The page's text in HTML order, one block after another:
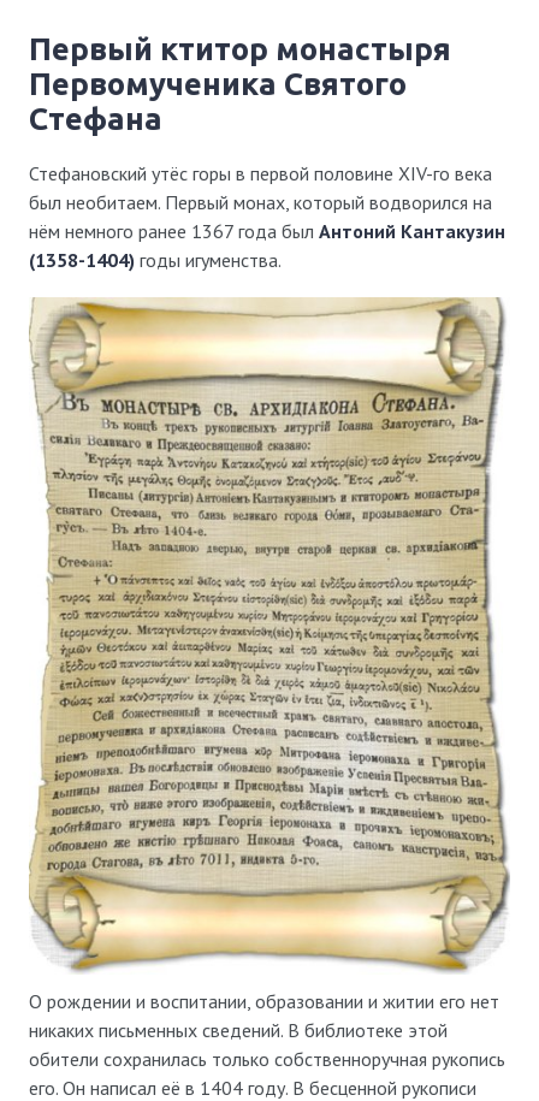
Первый ктитор монастыря
Первомученика Святого
Стефана
Стефановский утёс горы в первой половине XIV-го века
был необитаем. Первый монах, который водворился на
нём немного ранее 1367 года был Антоний Кантакузин
(1358-1404) годы игуменства.
О рождении и воспитании, образовании и житии его нет
никаких письменных сведений. В библиотеке этой
обители сохранилась только собственноручная рукопись
его. Он написал её в 1404 году. В бесценной рукописи